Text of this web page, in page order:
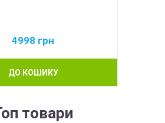
4998 грн
ДО КОШИКУ
товари